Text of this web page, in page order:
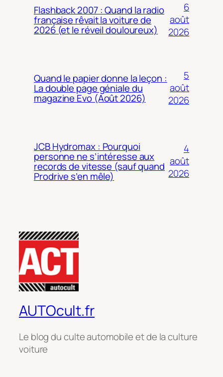
Flashback 2007 : Quand la radio
française rêvait la voiture de
2026 (et le réveil douloureux)
6
août
2026
Quand le papier donne la leçon :
La double page géniale du
magazine Evo (Août 2026)
5
août
2026
JCB Hydromax : Pourquoi
personne ne s’intéresse aux
records de vitesse (sauf quand
Prodrive s’en mêle)
4
août
2026
AUTOcult.fr
Le blog du culte automobile et de la culture
voiture